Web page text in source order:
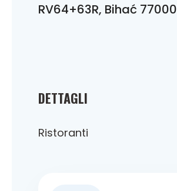
DETTAGLI
Ristoranti
RV64+63R, Bihać 77000